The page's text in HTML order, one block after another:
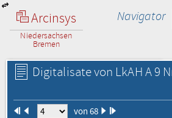
Arcinsys
Niedersachsen
Bremen
Navigator
Digitalisate von LkAH A 9
von 68